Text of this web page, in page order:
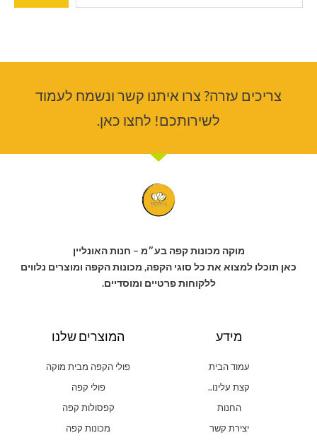
צריכים עזרה? צרו איתנו קשר ונשמח לעמוד
לשירותכם! לחצו כאן.
מוקה מכונות קפה בע״מ – חנות האונליין
כאן תוכלו למצוא את כל סוגי הקפה, מכונות הקפה ומוצרים נלווים
ללקוחות פרטיים ומוסדיים.
מידע
עמוד הבית
קצת עלינו..
החנות
יצירת קשר
המוצרים שלנו
פולי הקפה מבית מוקה
פולי קפה
קפסולות קפה
מכונות קפה